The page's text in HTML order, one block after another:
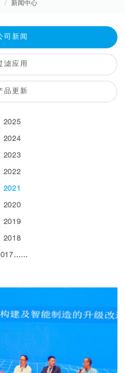
新闻中心
司新闻
滤应用
品更新
2025
2024
2023
2022
2021
2020
2019
2018